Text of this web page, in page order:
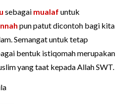
sebagai mualaf untuk
pun patut dicontoh bagi kita
Semangat untuk tetap
bentuk istiqomah merupakan
yang taat kepada Allah SWT.